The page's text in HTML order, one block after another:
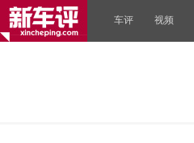
车评 视频